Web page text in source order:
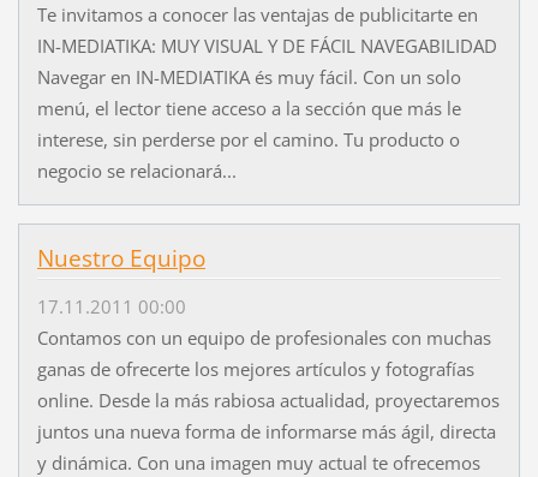
Te invitamos a conocer las ventajas de publicitarte en
IN-MEDIATIKA: MUY VISUAL Y DE FÁCIL NAVEGABILIDAD
Navegar en IN-MEDIATIKA és muy fácil. Con un solo
menú, el lector tiene acceso a la sección que más le
interese, sin perderse por el camino. Tu producto o
negocio se relacionará...
Nuestro Equipo
17.11.2011 00:00
Contamos con un equipo de profesionales con muchas
ganas de ofrecerte los mejores artículos y fotografías
online. Desde la más rabiosa actualidad, proyectaremos
juntos una nueva forma de informarse más ágil, directa
y dinámica. Con una imagen muy actual te ofrecemos